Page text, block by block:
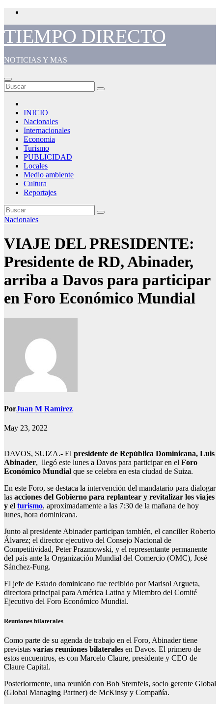
Saltar
contenido
TIEMPO DIRECTO
NOTICIAS Y MAS
INICIO
Nacionales
Internacionales
Economia
Turismo
PUBLICIDAD
Locales
Medio ambiente
Cultura
Reportajes
Nacionales
VIAJE DEL PRESIDENTE:
Presidente de RD, Abinader,
arriba a Davos para participar
en Foro Económico Mundial
PorJuan M Ramírez
May 23, 2022
DAVOS, SUIZA.- El presidente de República Dominicana, Luis
Abinader, llegó este lunes a Davos para participar en el Foro
Económico Mundial que se celebra en esta ciudad de Suiza.
En este Foro, se destaca la intervención del mandatario para dialogar
las acciones del Gobierno para replantear y revitalizar los viajes
y el turismo, aproximadamente a las 7:30 de la mañana de hoy
lunes, hora dominicana.
Junto al presidente Abinader participan también, el canciller Roberto
Álvarez; el director ejecutivo del Consejo Nacional de
Competitividad, Peter Prazmowski, y el representante permanente
del país ante la Organización Mundial del Comercio (OMC), José
Sánchez-Fung.
El jefe de Estado dominicano fue recibido por Marisol Argueta,
directora principal para América Latina y Miembro del Comité
Ejecutivo del Foro Económico Mundial.
Reuniones bilaterales
Como parte de su agenda de trabajo en el Foro, Abinader tiene
previstas varias reuniones bilaterales en Davos. El primero de
estos encuentros, es con Marcelo Claure, presidente y CEO de
Claure Capital.
Posteriormente, una reunión con Bob Sternfels, socio gerente Global
(Global Managing Partner) de McKinsy y Compañía.